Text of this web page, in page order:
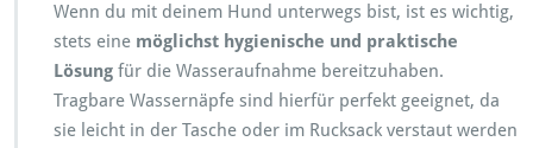
Wenn du mit deinem Hund unterwegs bist, ist es wichtig,
stets eine möglichst hygienische und praktische
Lösung für die Wasseraufnahme bereitzuhaben.
Tragbare Wassernäpfe sind hierfür perfekt geeignet, da
sie leicht in der Tasche oder im Rucksack verstaut werden